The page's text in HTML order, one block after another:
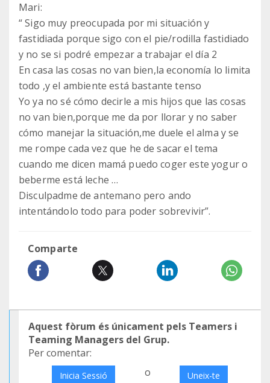
Mari:
“ Sigo muy preocupada por mi situación y
fastidiada porque sigo con el pie/rodilla fastidiado
y no se si podré empezar a trabajar el día 2
En casa las cosas no van bien,la economía lo limita
todo ,y el ambiente está bastante tenso
Yo ya no sé cómo decirle a mis hijos que las cosas
no van bien,porque me da por llorar y no saber
cómo manejar la situación,me duele el alma y se
me rompe cada vez que he de sacar el tema
cuando me dicen mamá puedo coger este yogur o
beberme está leche …
Disculpadme de antemano pero ando
intentándolo todo para poder sobrevivir”.
Comparte
Aquest fòrum és únicament pels Teamers i
Teaming Managers del Grup.
Per comentar:
Inicia Sessió o Uneix-te